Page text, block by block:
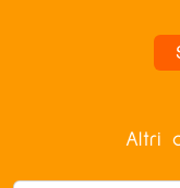
Altri